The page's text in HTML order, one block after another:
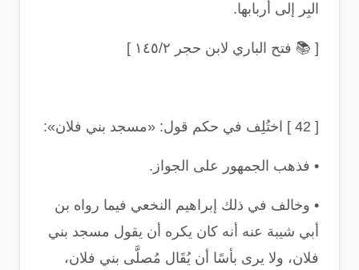
البِر إلى أربابها.
[
📚 فتح الباري لابن حجر ١٤٥/٢ ]
[ 42 ] اختُلِف في حكم قول: «مسجد بني فلان»:
• فذهب الجمهور على الجواز .
• وخالف في ذلك إبراهيم النخعي فيما رواه بن
أبي شيبة عنه أنه كان يكره أن يقول مسجد بني
فلان، ولا يرى بأسًا أن يُقَال مُصلَّى بني فلان،